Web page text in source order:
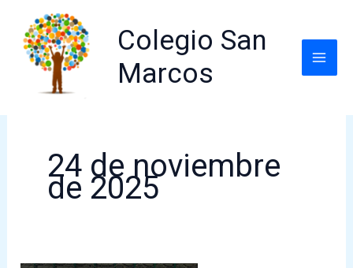
contenido
Colegio San
Marcos
24 de noviembre
de 2025